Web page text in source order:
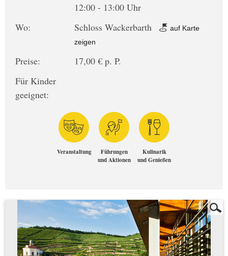
12:00 - 13:00 Uhr
Wo:
Schloss Wackerbarth
auf Karte
zeigen
Preise:
17,00 € p. P.
Für Kinder
geeignet:
Veranstaltung
Führungen
und Aktionen
Kulinarik
und Genießen